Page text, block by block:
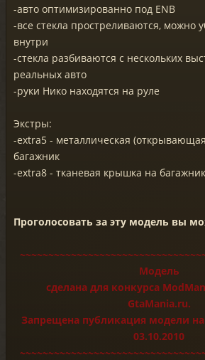
-авто оптимизированно под ENB
-все стекла простреливаются, можно
внутри
-стекла разбиваются с нескольких
реальных авто
-руки Нико находятся на руле
Экстры:
-extra5 - металлическая
багажник
-extra8 - тканевая крышка на багажник
Проголосовать за эту модель вы
Модель
сделана для конкурса
GtaMania.ru.
Запрещена публикация модели на
03.10.2010